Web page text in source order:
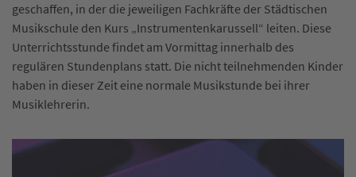
geschaffen, in der die jeweiligen Fachkräfte der Städtischen
Musikschule den Kurs „Instrumentenkarussell“ leiten. Diese
Unterrichtsstunde findet am Vormittag innerhalb des
regulären Stundenplans statt. Die nicht teilnehmenden Kinder
haben in dieser Zeit eine normale Musikstunde bei ihrer
Musiklehrerin.